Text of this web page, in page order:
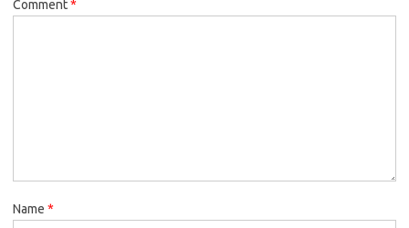
Comment*
Name *